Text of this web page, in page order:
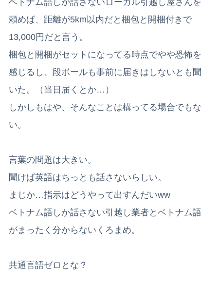
ベトナム語しか話さないローカル引越し屋さんを
頼めば、距離が5km以内だと梱包と開梱付きで
13,000円だと言う。
梱包と開梱がセットになってる時点でやや恐怖を
感じるし、段ボールも事前に届きはしないとも聞
いた。（当日届くとか…）
しかしもはや、そんなことは構ってる場合でもな
い。
言葉の問題は大きい。
聞けば英語はちっとも話さないらしい。
まじか…指示はどうやって出すんだいww
ベトナム語しか話さない引越し業者とベトナム語
がまったく分からないくろまめ。
共通言語ゼロとな？